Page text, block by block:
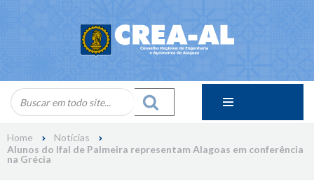
Home
Notícias
Alunos do Ifal de Palmeira representam Alagoas em conferência
na Grécia